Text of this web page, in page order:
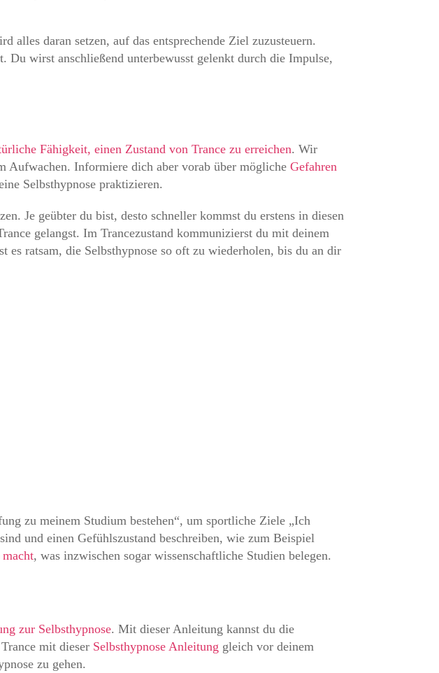
daran setzen, auf das entsprechende Ziel zuzusteuern.
Du wirst anschließend unterbewusst gelenkt durch die Impulse,
Fähigkeit, einen Zustand von Trance zu erreichen. Wir
Aufwachen. Informiere dich aber vorab über mögliche Gefahren
Selbsthypnose praktizieren.
Je geübter du bist, desto schneller kommst du erstens in diesen
gelangst. Im Trancezustand kommunizierst du mit deinem
ratsam, die Selbsthypnose so oft zu wiederholen, bis du an dir
zu meinem Studium bestehen“, um sportliche Ziele „Ich
und einen Gefühlszustand beschreiben, wie zum Beispiel
, was inzwischen sogar wissenschaftliche Studien belegen.
zur Selbsthypnose. Mit dieser Anleitung kannst du die
mit dieser Selbsthypnose Anleitung gleich vor deinem
zu gehen.